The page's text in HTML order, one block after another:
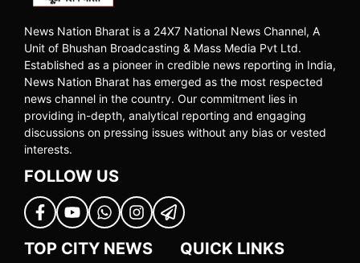
News Nation Bharat is a 24X7 National News Channel, A
Unit of Bhushan Broadcasting & Mass Media Pvt Ltd.
Established as a pioneer in credible news reporting in India,
News Nation Bharat has emerged as the most respected
news channel in the country. Our commitment lies in
providing in-depth, analytical reporting and engaging
discussions on pressing issues without any bias or vested
interests.
FOLLOW US
TOP CITY NEWS QUICK LINKS